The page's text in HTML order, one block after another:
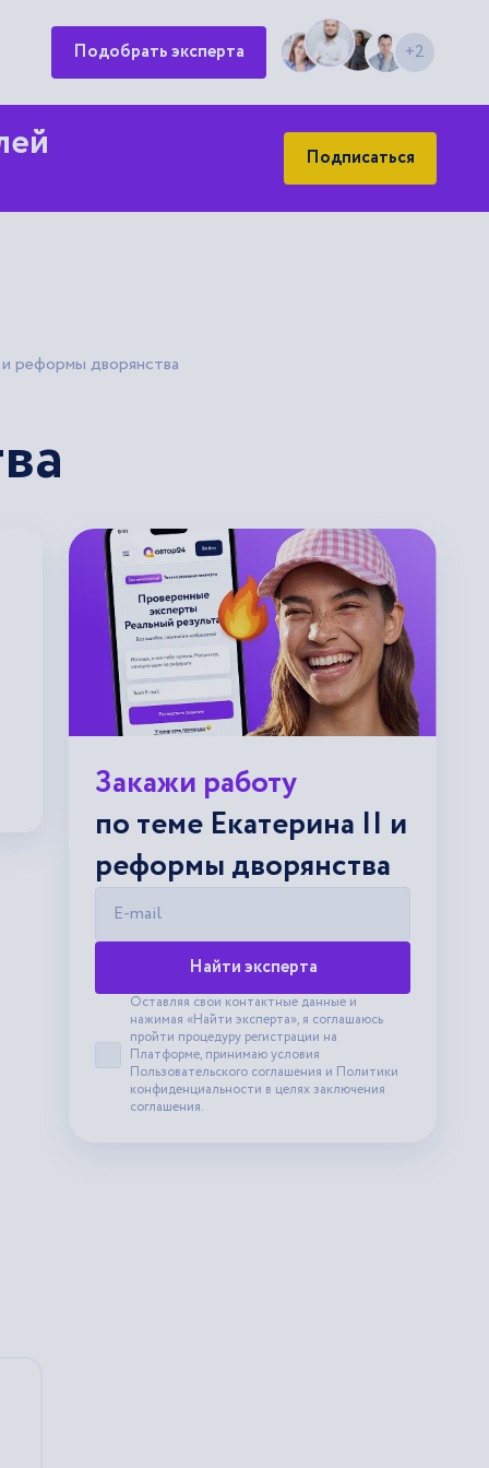
Подобрать эксперта +2
Подписаться
реформы дворянства
Закажи работу
по теме Екатерина II и
реформы дворянства
Найти эксперта
Принять пользовательское соглашение
Оставляя свои контактные данные и
нажимая «Найти эксперта», я соглашаюсь
пройти процедуру регистрации на
Платформе, принимаю условия
Пользовательского соглашения и Политики
конфиденциальности в целях заключения
соглашения.